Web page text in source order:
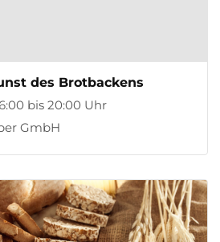
des Brotbackens
bis 20:00 Uhr
GmbH